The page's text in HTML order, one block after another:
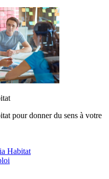
pour donner du sens à votre
Habitat